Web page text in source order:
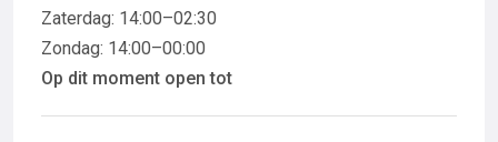
Zaterdag: 14:00–02:30
Zondag: 14:00–00:00
Op dit moment open tot